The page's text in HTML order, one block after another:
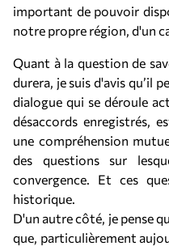
important de pouvoir
notre propre région, d'un
Quant à la question de
durera, je suis d'avis qu’il
dialogue qui se déroule
désaccords enregistrés,
une compréhension
des questions sur
convergence. Et ces
historique.
D'un autre côté, je pense
que, particulièrement